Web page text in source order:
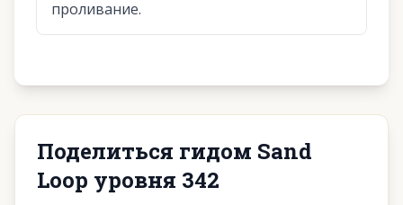
проливание.
Поделиться гидом Sand
Loop уровня 342